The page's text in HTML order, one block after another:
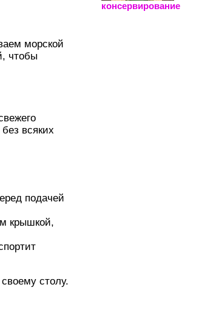
морской
чтобы
всяких
подачей
крышкой,
столу.
консервирование